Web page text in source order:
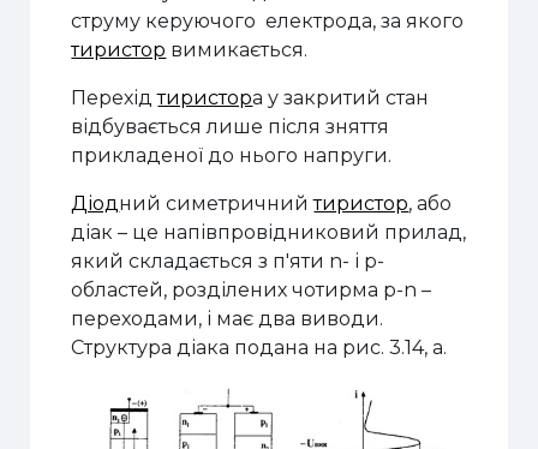
струму керуючого електрода, за якого
тиристор вимикається.
Перехідтиристора у закритий стан
відбувається лише після зняття
прикладеної до нього напруги.
Діод ний симетричнийтиристор, або
діак – це напівпровідниковий прилад,
який складається з п'яти n- і p-
областей, розділених чотирма p-n –
переходами, і має два виводи.
Структура діака подана на рис. 3.14, а.